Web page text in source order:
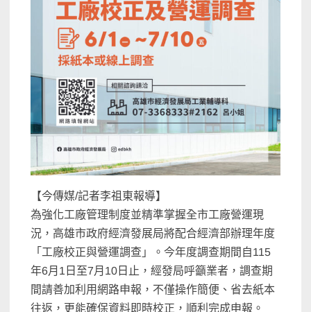
【今傳媒/記者李祖東報導】
為強化工廠管理制度並精準掌握全市工廠營運現
況，高雄市政府經濟發展局將配合經濟部辦理年度
「工廠校正與營運調查」。今年度調查期間自115
年6月1日至7月10日止，經發局呼籲業者，調查期
間請善加利用網路申報，不僅操作簡便、省去紙本
往返，更能確保資料即時校正，順利完成申報。